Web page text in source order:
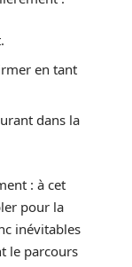
en tant
dans la
: à cet
pour la
inévitables
le parcours